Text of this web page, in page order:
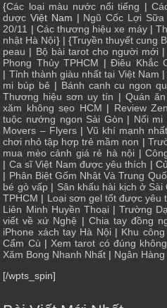
{Các loại màu nước nổi tiếng |
dược Việt Nam | Ngũ Cốc Lợi Sữa
20/11 | Các thương hiệu xe máy|
nhật Hà Nội} | {Truyền thuyết cung
peau | Bộ bài tarot cho người mới|
Phong Thủy TPHCM |Điêu Khắc
| Tỉnh thành giàu nhất tại Việt Nam |
mi búp bê | Bánh canh cu ngon
Thương hiệu sơn uy tín | Quán
xăm không sẹo HCM | Review
tuộc nướng ngon Sài Gòn | Nối mi
Movers – Flyers| Vũ khí mạnh
chơi nhỏ tập hợp trẻ mầm non |
mua mèo cảnh giá rẻ hà nội |
| Ca sĩ Việt Nam được yêu thích |
| Phân Biệt Gốm Nhật Và Trung
bé gò vấp | Sân khấu hài kịch ở Sài
TPHCM | Loại sơn gel tốt được yêu
Liên Minh Huyền Thoại|Trường
viết về xứ Nghệ | Chia tay đồng
iPhone xách tay Hà Nội| Khu
Cẩm Cù | Xem tarot có đúng không
Xăm Bong Nhanh Nhất | Ngân
[/wpts_spin]